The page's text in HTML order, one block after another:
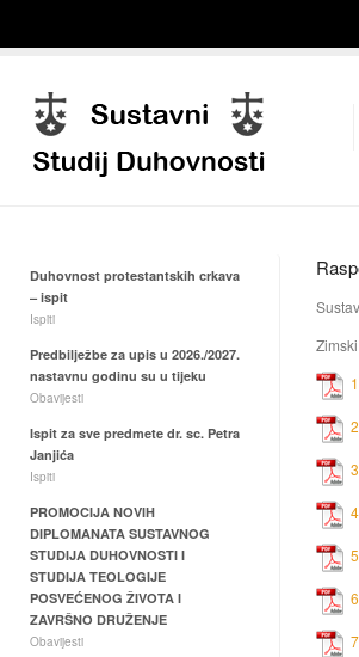
Duhovnost protestantskih crkava
– ispit
Ispiti
Predbilježbe za upis u 2026./2027.
nastavnu godinu su u tijeku
Obavijesti
Ispit za sve predmete dr. sc. Petra
Janjića
Ispiti
PROMOCIJA NOVIH
DIPLOMANATA SUSTAVNOG
STUDIJA DUHOVNOSTI I
STUDIJA TEOLOGIJE
POSVEĆENOG ŽIVOTA I
ZAVRŠNO DRUŽENJE
Obavijesti